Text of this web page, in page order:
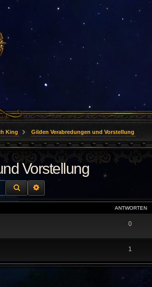
King Gilden Verabredungen und Vorstellung
Vorstellung
SUCHE
ANTWORTEN
0
1